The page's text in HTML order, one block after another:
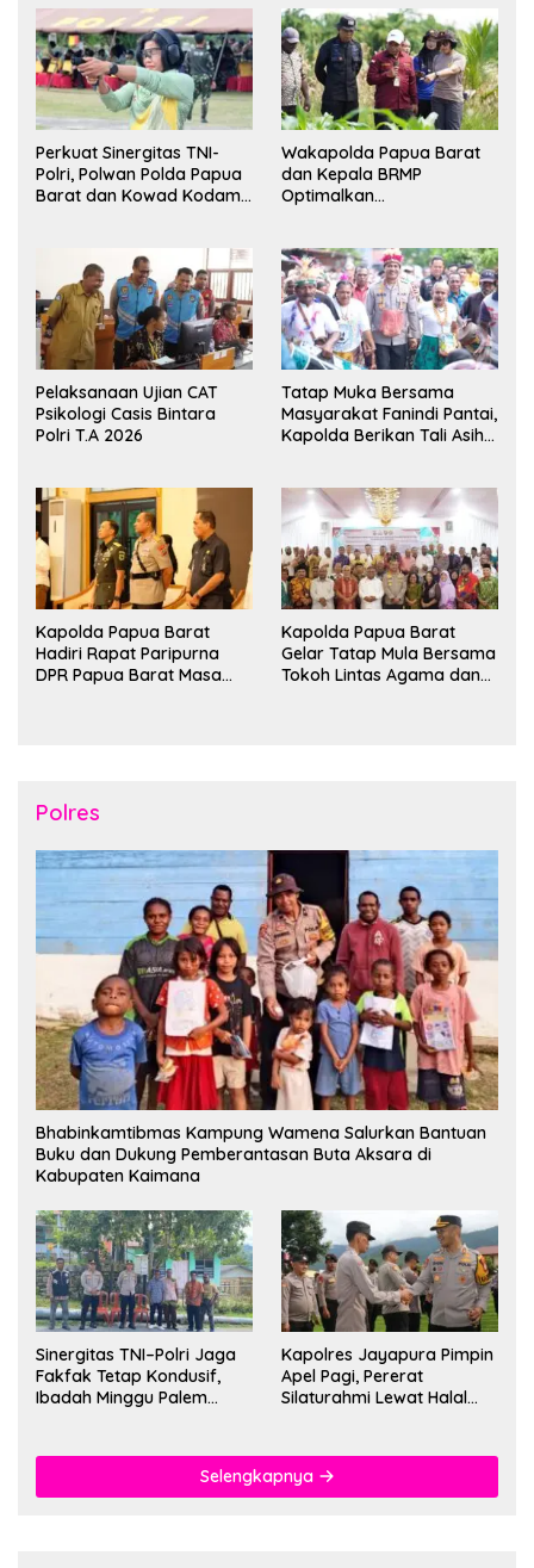
Perkuat Sinergitas TNI-
Polri, Polwan Polda Papua
Barat dan Kowad Kodam
Persahabatan
Wakapolda Papua Barat
dan Kepala BRMP
Optimalkan
Pangan Papua Barat
Pelaksanaan Ujian CAT
Psikologi Casis Bintara
Polri T.A 2026
Tatap Muka Bersama
Masyarakat Fanindi Pantai,
Kapolda Berikan Tali Asih
Kapolda Papua Barat
Hadiri Rapat Paripurna
DPR Papua Barat Masa
Kapolda Papua Barat
Gelar Tatap Mula Bersama
Tokoh Lintas Agama dan
Polres
Bhabinkamtibmas Kampung Wamena Salurkan Bantuan
Buku dan Dukung Pemberantasan Buta Aksara di
Kabupaten Kaimana
Sinergitas TNI–Polri Jaga
Fakfak Tetap Kondusif,
Ibadah Minggu Palem
Kapolres Jayapura Pimpin
Apel Pagi, Pererat
Silaturahmi Lewat Halal
Selengkapnya